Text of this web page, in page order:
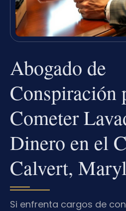
Abogado de
Conspiración
Cometer
Dinero en el
Calvert,
Si enfrenta cargos de